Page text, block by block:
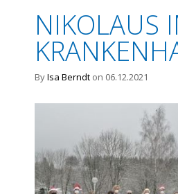
NIKOLAUS
ByIsa Berndt on 06.12.2021